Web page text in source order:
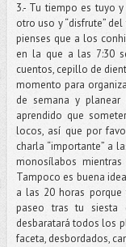
3.- Tu tiempo es tuyo
otro uso y “disfrute”
pienses que a los
en la que a las 7:30
cuentos, cepillo de
momento para
de semana y
aprendido que
locos, así que por
charla “importante” a
monosílabos
Tampoco es buena
a las 20 horas
paseo tras tu siesta
desbaratará todos los
faceta, desbordados,